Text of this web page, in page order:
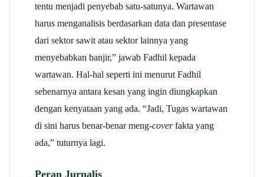
tentu menjadi penyebab satu-satunya. Wartawan
harus menganalisis berdasarkan data dan presentase
dari sektor sawit atau sektor lainnya yang
menyebabkan banjir,” jawab Fadhil kepada
wartawan. Hal-hal seperti ini menurut Fadhil
sebenarnya antara kesan yang ingin diungkapkan
dengan kenyataan yang ada. “Jadi, Tugas wartawan
di sini harus benar-benar meng-coverfakta yang
ada,” tuturnya lagi.
Peran Jurnalis